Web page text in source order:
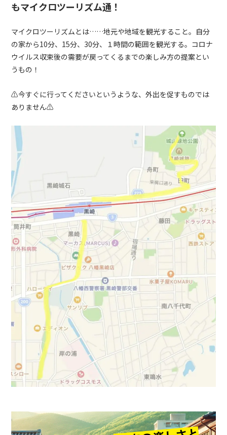
もマイクロツーリズム通！
マイクロツーリズムとは……地元や地域を観光すること。自分
の家から10分、 15分、 30分、１時間の範囲を観光する。コロナ
ウイルス収束後の需要が戻ってくるまでの楽しみ方の提案とい
うもの！
⚠︎今すぐに行ってくださいというような、外出を促すものでは
ありません⚠︎